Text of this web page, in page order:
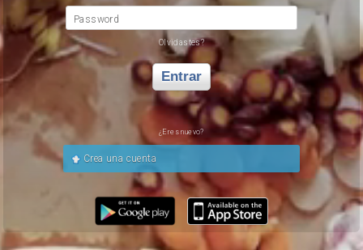
Password
Olvidastes?
Entrar
¿Eres nuevo?
Crea una cuenta